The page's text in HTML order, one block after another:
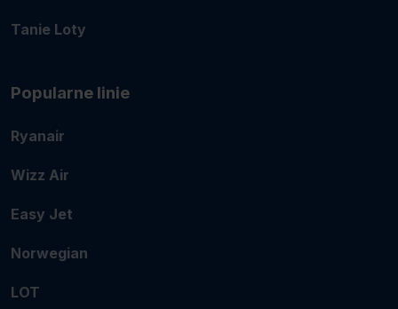
Tanie Loty
Popularne linie
Ryanair
Wizz Air
Easy Jet
Norwegian
LOT